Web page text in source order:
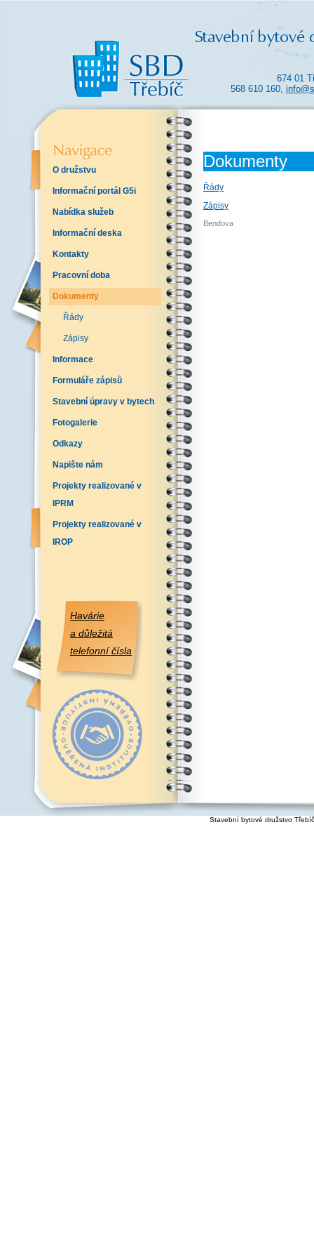
674 01
568 610 160,
O družstvu
Informační portál G5i
Nabídka služeb
Informační deska
Kontakty
Pracovní doba
Dokumenty
Řády
Zápisy
Informace
Formuláře zápisů
Stavební úpravy v bytech
Fotogalerie
Odkazy
Napište nám
Projekty realizované v
IPRM
Projekty realizované v
IROP
Havárie
a důležitá
telefonní čísla
Dokumenty
Řády
Zápisy
Bendova
Stavební bytové družstvo